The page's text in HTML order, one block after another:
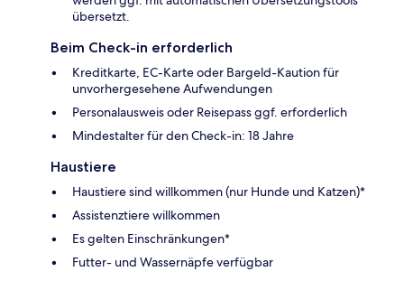
übersetzt.
Beim Check-in erforderlich
Kreditkarte, EC-Karte oder Bargeld-Kaution für
unvorhergesehene Aufwendungen
Personalausweis oder Reisepass ggf. erforderlich
Mindestalter für den Check-in: 18 Jahre
Haustiere
Haustiere sind willkommen (nur Hunde und Katzen)*
Assistenztiere willkommen
Es gelten Einschränkungen*
Futter- und Wassernäpfe verfügbar